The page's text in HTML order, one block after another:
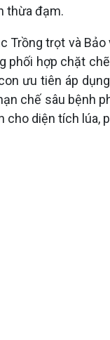
thừa đạm.
Trồng trọt và
phối hợp chặt
ưu tiên áp
chế sâu bệnh
cho diện tích